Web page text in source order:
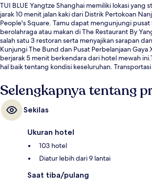
TUI BLUE Yangtze Shanghai memiliki lokasi yang
jarak 10 menit jalan kaki dari Distrik Pertokoan
People's Square. Tamu dapat mengunjungi
berolahraga atau makan di The Restaurant By
salah satu 3 restoran serta menyajikan sarapan
Kunjungi The Bund dan Pusat Perbelanjaan Gaya
berjarak 5 menit berkendara dari hotel mewah
hal baik tentang kondisi keseluruhan.
berjarak 12 menit.
Selengkapnya tentang
Sekilas
Ukuran hotel
103 hotel
Diatur lebih dari 9 lantai
Saat tiba/pulang